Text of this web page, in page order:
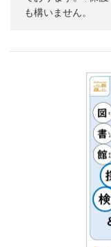
も構いません。